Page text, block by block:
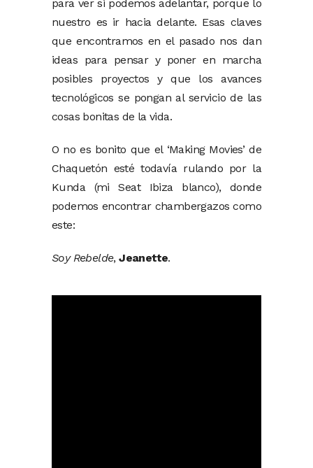
para ver si podemos adelantar, porque lo
nuestro es ir hacia delante. Esas claves
que encontramos en el pasado nos dan
ideas para pensar y poner en marcha
posibles proyectos y que los avances
tecnológicos se pongan al servicio de las
cosas bonitas de la vida.
O no es bonito que el ‘Making Movies’ de
Chaquetón esté todavía rulando por la
Kunda (mi Seat Ibiza blanco), donde
podemos encontrar chambergazos como
este:
Soy Rebelde,Jeanette.